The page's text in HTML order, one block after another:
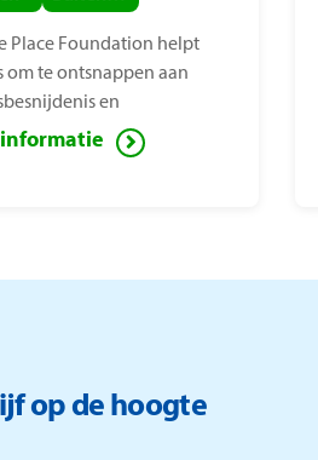
Place Foundation helpt
om te ontsnappen aan
en
De stichting is
op de hoogte